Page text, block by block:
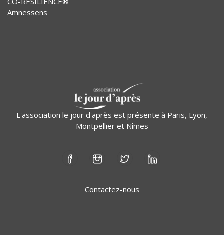
Amnessens
L'association le jour d'après est présente à Paris, Lyon,
Montpellier et Nîmes
Contactez-nous